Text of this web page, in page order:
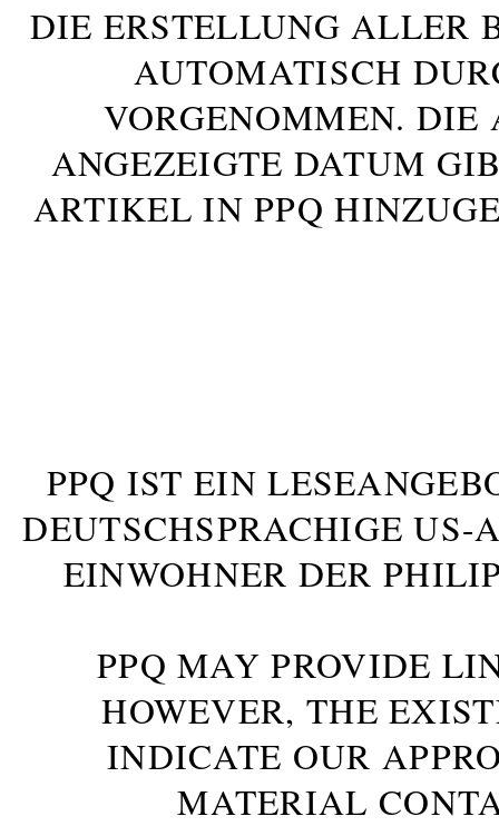
DIE ERSTELLUNG ALLER
AUTOMATISCH
VORGENOMMEN. DIE
ANGEZEIGTE DATUM
ARTIKEL IN PPQ
PPQ IST EIN
DEUTSCHSPRACHIGE US-
INWOHNER DER
PPQ MAY PROVIDE
HOWEVER, THE
INDICATE OUR
MATERIAL